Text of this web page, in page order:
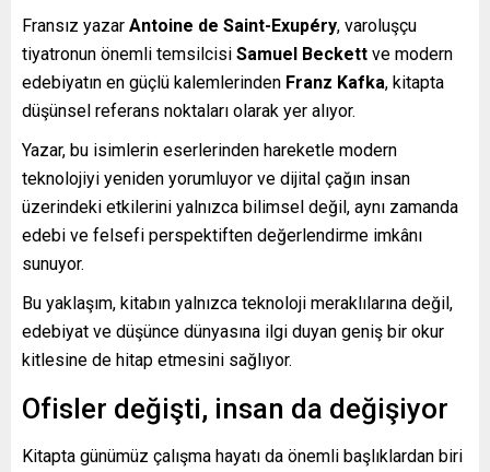
Fransız yazar Antoine de Saint-Exupéry, varoluşçu
tiyatronun önemli temsilcisi Samuel Beckett ve modern
edebiyatın en güçlü kalemlerinden Franz Kafka, kitapta
düşünsel referans noktaları olarak yer alıyor.
Yazar, bu isimlerin eserlerinden hareketle modern
teknolojiyi yeniden yorumluyor ve dijital çağın insan
üzerindeki etkilerini yalnızca bilimsel değil, aynı zamanda
edebi ve felsefi perspektiften değerlendirme imkânı
sunuyor.
Bu yaklaşım, kitabın yalnızca teknoloji meraklılarına değil,
edebiyat ve düşünce dünyasına ilgi duyan geniş bir okur
kitlesine de hitap etmesini sağlıyor.
Ofisler değişti, insan da değişiyor
Kitapta günümüz çalışma hayatı da önemli başlıklardan biri